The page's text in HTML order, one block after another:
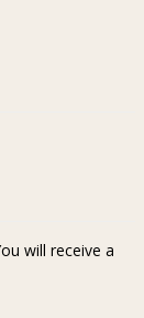
will receive a